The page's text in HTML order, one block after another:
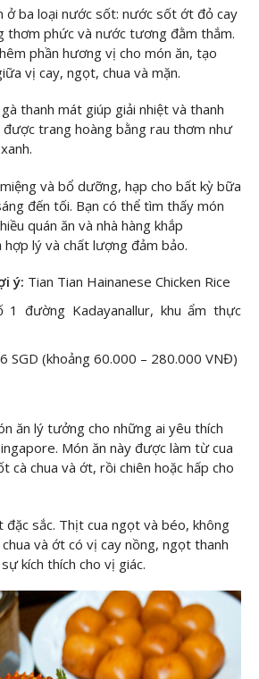
ở ba loại nước sốt: nước sốt ớt đỏ cay
thơm phức và nước tương đằm thắm.
phần hương vị cho món ăn, tạo
vị cay, ngọt, chua và mặn.
thanh mát giúp giải nhiệt và thanh
được trang hoàng bằng rau thơm như
và bổ dưỡng, hạp cho bất kỳ bữa
đến tối. Bạn có thể tìm thấy món
quán ăn và nhà hàng khắp
hợp lý và chất lượng đảm bảo.
ý: Tian Tian Hainanese Chicken Rice
1 đường Kadayanallur, khu ẩm thực
SGD (khoảng 60.000 – 280.000 VNĐ)
ăn lý tưởng cho những ai yêu thích
Món ăn này được làm từ cua
cà chua và ớt, rồi chiên hoặc hấp cho
sắc. Thịt cua ngọt và béo, không
và ớt có vị cay nồng, ngọt thanh
kích thích cho vị giác.